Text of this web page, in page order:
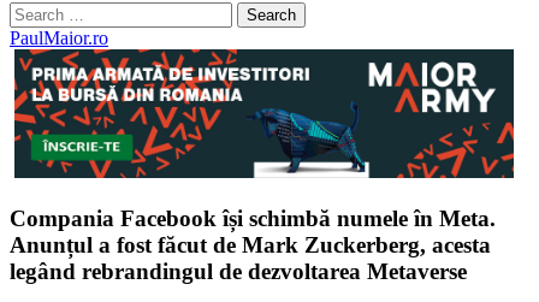
Search
for:
PaulMaior.ro
Compania Facebook își schimbă numele în Meta.
Anunțul a fost făcut de Mark Zuckerberg, acesta
legând rebrandingul de dezvoltarea Metaverse